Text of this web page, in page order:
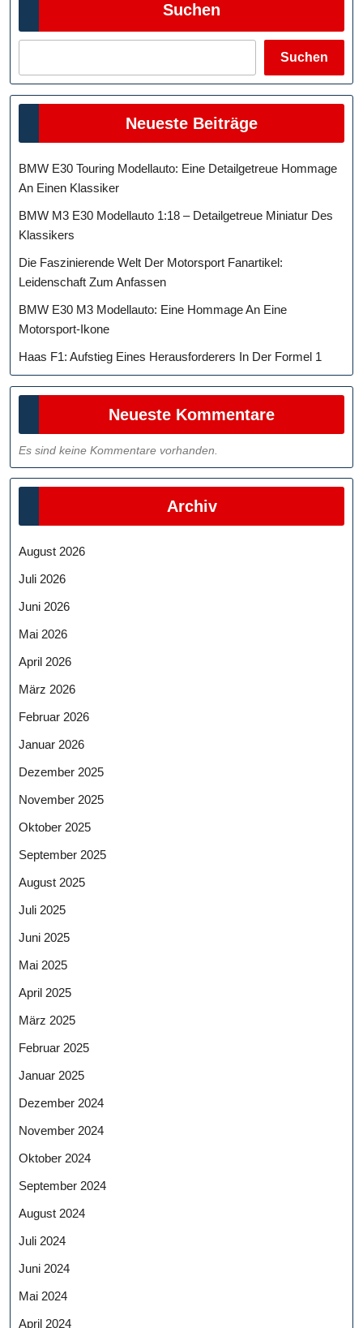
Suchen
Suchen
Neueste Beiträge
BMW E30 Touring Modellauto: Eine Detailgetreue Hommage
An Einen Klassiker
BMW M3 E30 Modellauto 1:18 – Detailgetreue Miniatur Des
Klassikers
Die Faszinierende Welt Der Motorsport Fanartikel:
Leidenschaft Zum Anfassen
BMW E30 M3 Modellauto: Eine Hommage An Eine
Motorsport-Ikone
Haas F1: Aufstieg Eines Herausforderers In Der Formel 1
Neueste Kommentare
Es sind keine Kommentare vorhanden.
Archiv
August 2026
Juli 2026
Juni 2026
Mai 2026
April 2026
März 2026
Februar 2026
Januar 2026
Dezember 2025
November 2025
Oktober 2025
September 2025
August 2025
Juli 2025
Juni 2025
Mai 2025
April 2025
März 2025
Februar 2025
Januar 2025
Dezember 2024
November 2024
Oktober 2024
September 2024
August 2024
Juli 2024
Juni 2024
Mai 2024
April 2024